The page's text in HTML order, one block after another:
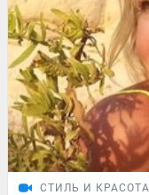
СТИЛЬ И КРАСОТА